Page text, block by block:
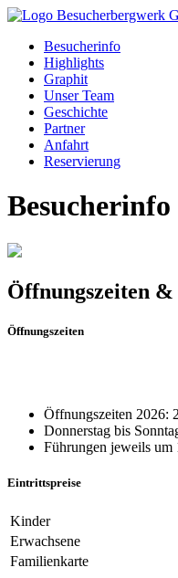
Besucherinfo
Highlights
Graphit
Unser Team
Geschichte
Partner
Anfahrt
Reservierung
Besucherinfo
Öffnungszeiten
Öffnungszeiten
Öffnungszeiten 2026:
Donnerstag bis
Führungen jeweils
Eintrittspreise
Kinder
Erwachsene
Familienkarte